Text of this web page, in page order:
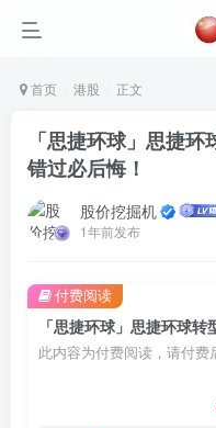
首页 港股 正文
「思捷环球」思捷
错过必后悔！
股价挖掘机
1年前发布
此内容为付费阅读，请付费
付费阅读